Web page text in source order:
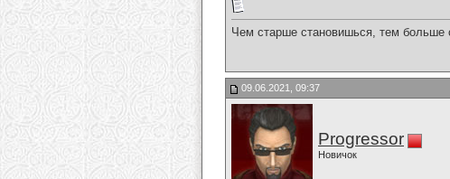
Чем старше становишься, тем больше
09.06.2021, 09:37
Progressor
Новичок